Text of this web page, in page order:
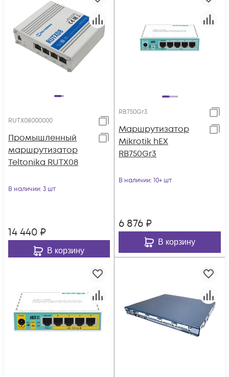
RUTX08000000
Промышленный
маршрутизатор
Teltonika RUTX08
В наличии: 3 шт
14 440 ₽
В корзину
RB750Gr3
Маршрутизатор
Mikrotik hEX
RB750Gr3
В наличии: 10+ шт
6 876 ₽
В корзину